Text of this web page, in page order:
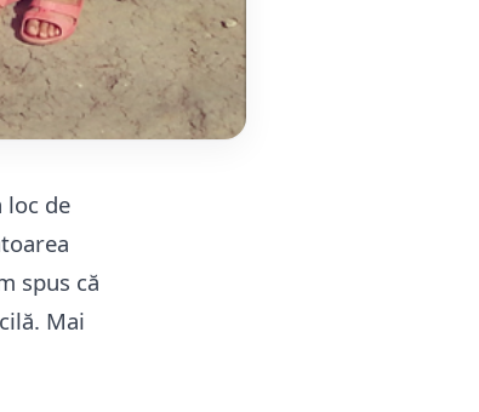
loc de
spus că
Mai